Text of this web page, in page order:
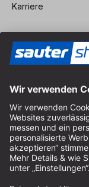
Karriere
Impressum
AGB
Datenschutz
Cookie-Einstellungen